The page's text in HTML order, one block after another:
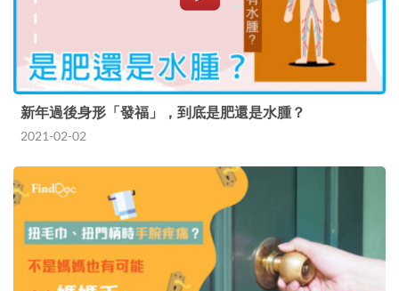
新年過後身形「發福」，到底是肥還是水腫？
2021-02-02